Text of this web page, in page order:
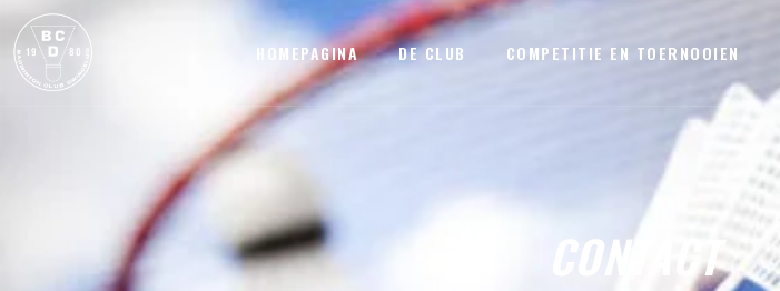
HOMEPAGINA DE CLUB COMPETITIE EN TOERNOOIEN
CONTACT